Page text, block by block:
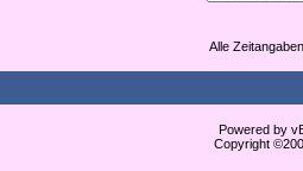
Alle
Powered by
Copyright